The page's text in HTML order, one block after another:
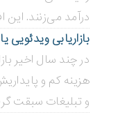
درآمد می‌زنند. این
بازاریابی
در چند سال اخیر
هزینه کم و
و تبلیغات سبقت